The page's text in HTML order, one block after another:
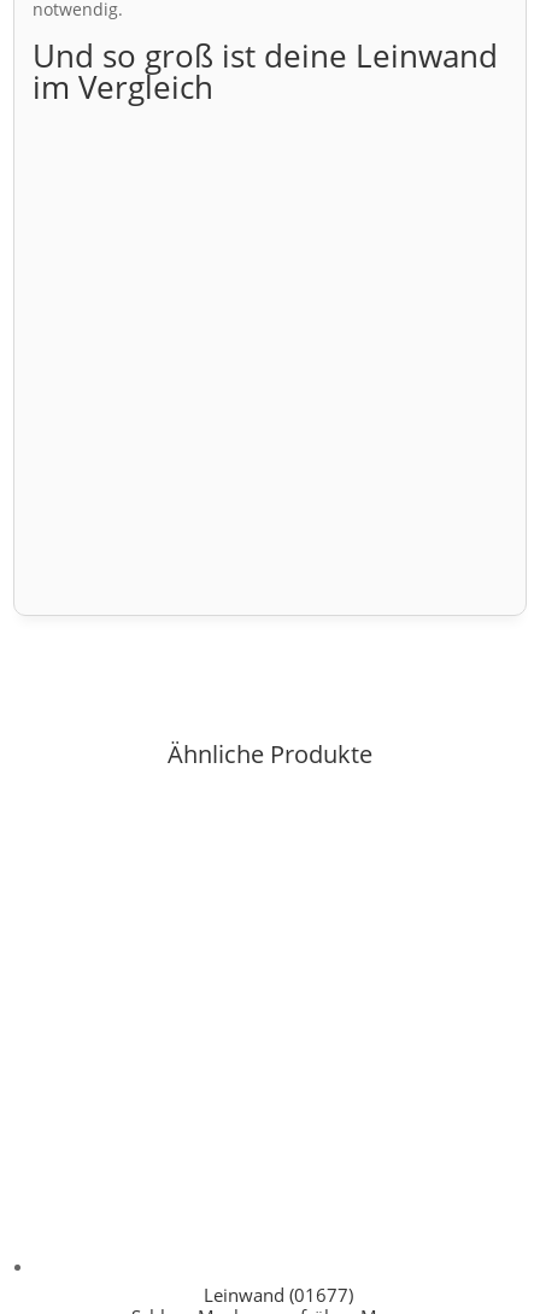
notwendig.
Und so groß ist deine Leinwand
im Vergleich
Ähnliche Produkte
Leinwand (01677)